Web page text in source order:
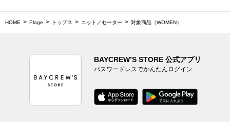
HOME Plage トップス ニット／セーター 対象商品（WOMEN）
BAYCREW’S STORE 公式アプリ
パスワードレスでかんたんログイン